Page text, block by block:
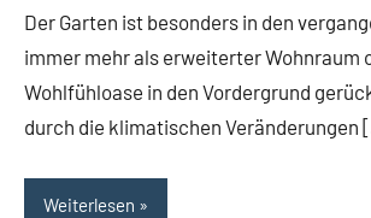
Der Garten ist besonders in den
immer mehr als erweiterter Wohnraum
Wohlfühloase in den Vordergrund
durch die klimatischen Veränderungen
Weiterlesen